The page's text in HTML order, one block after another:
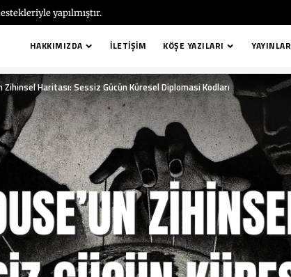
yapılmıştır.
HAKKIMIZDA İLETIŞIM KÖŞE YAZILARI YAYINLAR
Zihinsel Haritası: Sessiz Gücün Küresel Diplomasi Kodları